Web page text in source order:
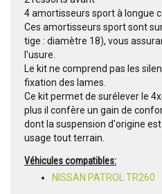
4 amortisseurs sport à longue
Ces amortisseurs sport sont
tige : diamètre 18), vous
l'usure.
Le kit ne comprend pas les
fixation des lames.
Ce kit permet de surélever le
plus il confère un gain de
dont la suspension d'origine
usage tout terrain.
Véhicules compatibles:
NISSAN PATROL TR260